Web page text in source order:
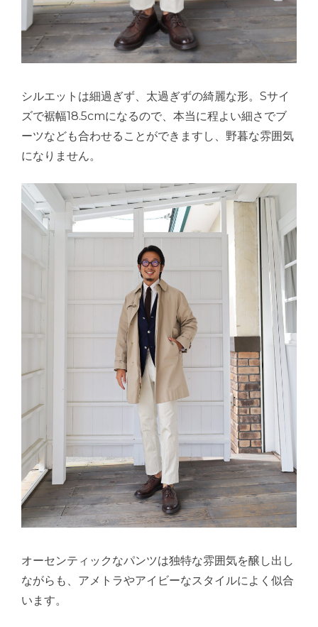
シルエットは細過ぎず、太過ぎずの綺麗な形。Sサイ
ズで裾幅18.5cmになるので、本当に程よい細さでブ
ーツなども合わせることができますし、野暮な雰囲気
になりません。
オーセンティックなパンツは独特な雰囲気を醸し出し
ながらも、アメトラやアイビーなスタイルによく似合
います。